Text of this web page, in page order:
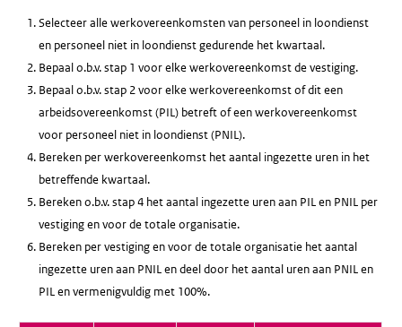
Selecteer alle werkovereenkomsten van personeel in loondienst
en personeel niet in loondienst gedurende het kwartaal.
Bepaal o.b.v. stap 1 voor elke werkovereenkomst de vestiging.
Bepaal o.b.v. stap 2 voor elke werkovereenkomst of dit een
arbeidsovereenkomst (PIL) betreft of een werkovereenkomst
voor personeel niet in loondienst (PNIL).
Bereken per werkovereenkomst het aantal ingezette uren in het
betreffende kwartaal.
Bereken o.b.v. stap 4 het aantal ingezette uren aan PIL en PNIL per
vestiging en voor de totale organisatie.
Bereken per vestiging en voor de totale organisatie het aantal
ingezette uren aan PNIL en deel door het aantal uren aan PNIL en
PIL en vermenigvuldig met 100%.